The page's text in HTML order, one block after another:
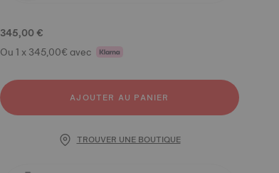
345,00 €
Ou 1 x 345,00€ avec
AJOUTER AU PANIER
TROUVER UNE BOUTIQUE